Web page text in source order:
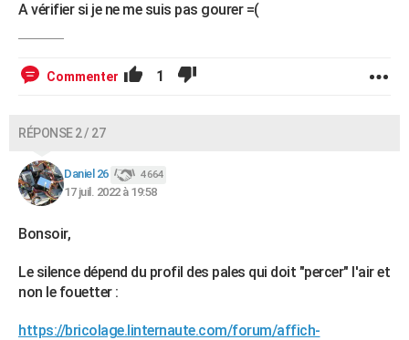
A vérifier si je ne me suis pas gourer =(
Commenter 1
RÉPONSE 2 / 27
Daniel 26 4 664
17 juil. 2022 à 19:58
Bonsoir,
Le silence dépend du profil des pales qui doit "percer" l'air et
non le fouetter :
https://bricolage.linternaute.com/forum/affich-